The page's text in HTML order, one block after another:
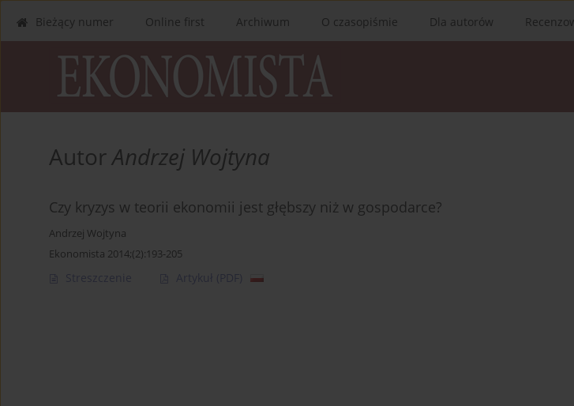
Bieżący numer Online first Archiwum O czasopiśmie Dla autorów
AutorAndrzej Wojtyna
Czy kryzys w teorii ekonomii jest głębszy niż w gospodarce?
Andrzej Wojtyna
Ekonomista 2014;(2):193-205
Streszczenie Artykuł (PDF)